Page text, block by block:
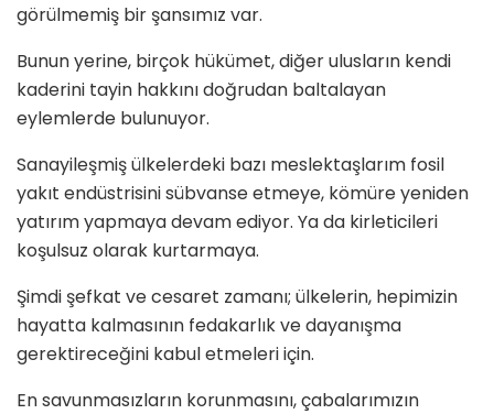
görülmemiş bir şansımız var.
Bunun yerine, birçok hükümet, diğer ulusların kendi
kaderini tayin hakkını doğrudan baltalayan
eylemlerde bulunuyor.
Sanayileşmiş ülkelerdeki bazı meslektaşlarım fosil
yakıt endüstrisini sübvanse etmeye, kömüre yeniden
yatırım yapmaya devam ediyor. Ya da kirleticileri
koşulsuz olarak kurtarmaya.
Şimdi şefkat ve cesaret zamanı; ülkelerin, hepimizin
hayatta kalmasının fedakarlık ve dayanışma
gerektireceğini kabul etmeleri için.
En savunmasızların korunmasını, çabalarımızın